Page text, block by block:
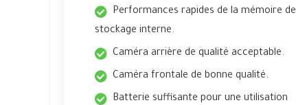
Performances rapides de la mémoire de
stockage interne.
Caméra arrière de qualité acceptable.
Caméra frontale de bonne qualité.
Batterie suffisante pour une utilisation